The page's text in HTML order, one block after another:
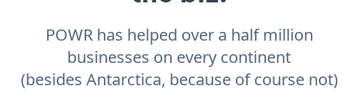
POWR has helped over a half million
businesses on every continent
(besides Antarctica, because of course not)